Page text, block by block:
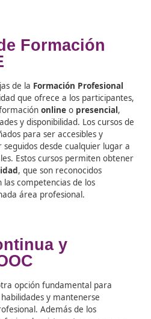
es clave para mejorar la
constantes en el
de Formación
de laFormación
que ofrece a los
para ser accesibles y
ser seguidos desde cualquier
Estos cursos permiten
, que son reconocidos
las competencias de los
área profesional.